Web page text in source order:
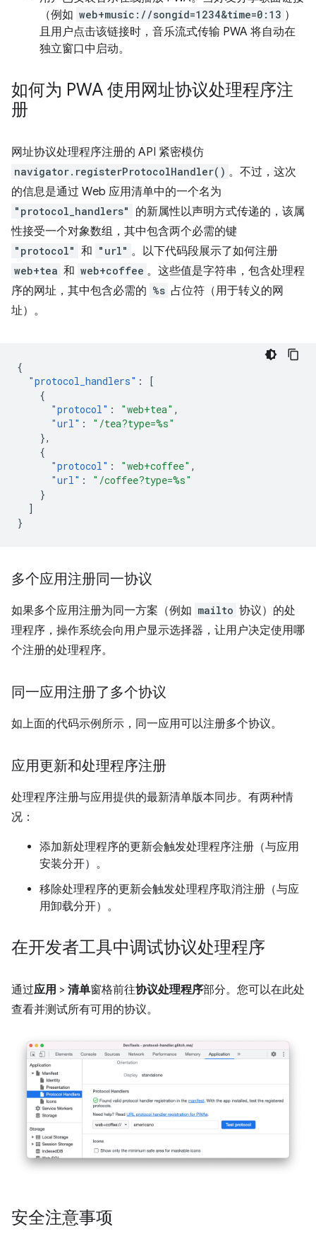
（例如 web+music://songid=1234&time=0:13 ）
且用户点击该链接时，音乐流式传输 PWA 将自动在
独立窗口中启动。
如何为 PWA 使用网址协议处理程序注
册
网址协议处理程序注册的 API 紧密模仿
navigator.registerProtocolHandler() 。不过，这次
的信息是通过 Web 应用清单中的一个名为
"protocol_handlers"
的新属性以声明方式传递的，该属
性接受一个对象数组，其中包含两个必需的键
"protocol" 和 "url" 。以下代码段展示了如何注册
web+tea 和 web+coffee 。这些值是字符串，包含处理程
序的网址，其中包含必需的 %s 占位符（用于转义的网
址）。
{
"protocol_handlers" :
[
{
"protocol" : "web+tea" ,
"url" :
"/tea?type=%s"
},
{
"protocol" : "web+coffee" ,
"url" :
"/coffee?type=%s"
}
]
}
多个应用注册同一协议
如果多个应用注册为同一方案（例如 mailto 协议）的处
理程序，操作系统会向用户显示选择器，让用户决定使用哪
个注册的处理程序。
同一应用注册了多个协议
如上面的代码示例所示，同一应用可以注册多个协议。
应用更新和处理程序注册
处理程序注册与应用提供的最新清单版本同步。有两种情
况：
添加新处理程序的更新会触发处理程序注册（与应用
安装分开）。
移除处理程序的更新会触发处理程序取消注册（与应
用卸载分开）。
在开发者工具中调试协议处理程序
通过应用 > 清单窗格前往协议处理程序部分。您可以在此处
查看并测试所有可用的协议。
安全注意事项